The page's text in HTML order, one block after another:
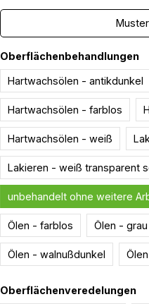
Oberflächenbehandlungen
Hartwachsölen - antikdunkel
Hartwachsölen - farblos
Hartwachsölen - weiß
Lakieren - weiß transparent
unbehandelt ohne weitere
Ölen - farblos Ölen - grau
Ölen - walnußdunkel
Oberflächenveredelungen